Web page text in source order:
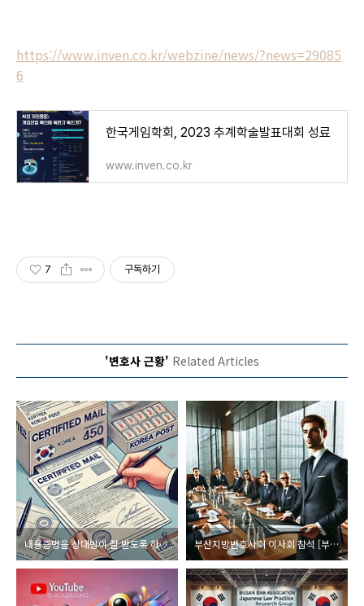
https://www.inven.co.kr/webzine/news/?news=29085
6
한국게임학회, 2023 추계학술발표대회 성료
www.inven.co.kr
7 구독하기
'변호사 근황' Related Articles
내용증명을 상대방이 잘 받도록 하는 방법 [부산 법무법인 시우 이용민 변호사] 부산지방변호사회 이사회 참석 [부산 법무법인 시우 이용민 변호사]